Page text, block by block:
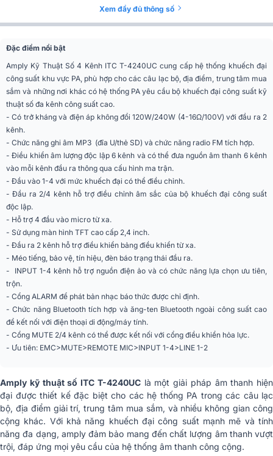
Đen
Độ nhạy và trở kháng
đầu vào
ĐẦU VÀO 1-4
Độ nhạy đầu ra & trở
kháng nguồn
Chính âm sắc m trầm
Đáp ứng tần số 80 ~ 16KHz(+1dB,-3dB)
SNR ĐẦU VÀO 1-4
THD
Nguồn điện ảo
48V ( ± 2V)
Mức tiêu thụ điện năng 1200W
Sự bảo vệ Nhiệt độ cao, quá tải, ngắn mạch
Làm mát Làm mát cưỡng bức bằng quạt
Kích thước 395 x 484 x 88mm
Nhập khẩu & Phân
phối
CÔNG TY TNHH CK AUDIO
Xem đầy đủ thông số
Đặc điểm nổi bật
Amply Kỹ Thuật Số 4 Kênh ITC T-4240UC cung cấp hệ thống khuếch đại
công suất khu vực PA, phù hợp cho các câu lạc bộ, địa điểm, trung tâm mua
sắm và những nơi khác có hệ thống PA yêu cầu bộ khuếch đại công suất kỹ
thuật số đa kênh công suất cao.
- Có trở kháng và điện áp không đổi 120W/240W (4-16Ω/100V) với đầu ra 2
kênh.
- Chức năng ghi âm MP3 (đĩa U/thẻ SD) và chức năng radio FM tích hợp.
- Điều khiển âm lượng độc lập 6 kênh và có thể đưa nguồn âm thanh 6 kênh
vào mỗi kênh đầu ra thông qua cấu hình ma trận.
- Đầu vào 1-4 với mức khuếch đại có thể điều chỉnh.
- Đầu ra 2/4 kênh hỗ trợ điều chỉnh âm sắc của bộ khuếch đại công suất
độc lập.
- Hỗ trợ 4 đầu vào micro từ xa.
- Sử dụng màn hình TFT cao cấp 2,4 inch.
- Đầu ra 2 kênh hỗ trợ điều khiển bảng điều khiển từ xa.
- Méo tiếng, bảo vệ, tín hiệu, đèn báo trạng thái đầu ra.
- INPUT 1-4 kênh hỗ trợ nguồn điện ảo và có chức năng lựa chọn ưu tiên,
trộn.
- Cổng ALARM để phát bản nhạc báo thức được chỉ định.
- Chức năng Bluetooth tích hợp và ăng-ten Bluetooth ngoài công suất cao
để kết nối với điện thoại di động/máy tính.
- Cổng MUTE 2/4 kênh có thể được kết nối với cổng điều khiển hỏa lực.
- Ưu tiên: EMC>MUTE>REMOTE MIC>INPUT 1-4>LINE 1-2
Amply kỹ thuật số ITC T-4240UClà một giải pháp âm thanh hiện
đại được thiết kế đặc biệt cho các hệ thống PA trong các câu lạc
bộ, địa điểm giải trí, trung tâm mua sắm, và nhiều không gian công
cộng khác. Với khả năng khuếch đại công suất mạnh mẽ và tính
năng đa dạng, amply đảm bảo mang đến chất lượng âm thanh vượt
trội, đáp ứng mọi yêu cầu của hệ thống âm thanh công cộng.